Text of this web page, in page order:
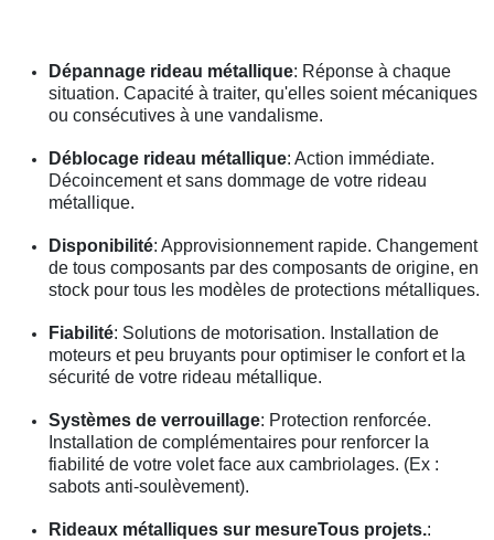
Dépannage rideau métallique: Réponse à chaque
situation. Capacité à traiter, qu'elles soient mécaniques
ou consécutives à une vandalisme.
Déblocage rideau métallique: Action immédiate.
Décoincement et sans dommage de votre rideau
métallique.
Disponibilité: Approvisionnement rapide. Changement
de tous composants par des composants de origine, en
stock pour tous les modèles de protections métalliques.
Fiabilité: Solutions de motorisation. Installation de
moteurs et peu bruyants pour optimiser le confort et la
sécurité de votre rideau métallique.
Systèmes de verrouillage: Protection renforcée.
Installation de complémentaires pour renforcer la
fiabilité de votre volet face aux cambriolages. (Ex :
sabots anti-soulèvement).
Rideaux métalliques sur mesureTous projets.: